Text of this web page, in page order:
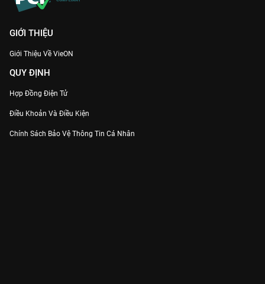
GIỚI THIỆU
Giới Thiệu Về VieON
QUY ĐỊNH
Hợp Đồng Điện Tử
Điều Khoản Và Điều Kiện
Chính Sách Bảo Vệ Thông Tin Cá Nhân